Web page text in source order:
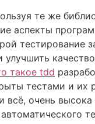
те же
аспекты
тестирование
такое tdd
тестами и их
всё, очень